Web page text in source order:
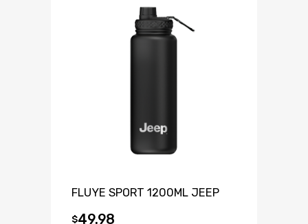
FLUYE SPORT 1200ML JEEP
$49.98